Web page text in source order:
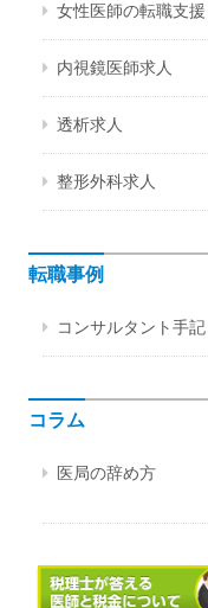
女性医師の転職支援
内視鏡医師求人
透析求人
整形外科求人
転職事例
コンサルタント手記
コラム
医局の辞め方